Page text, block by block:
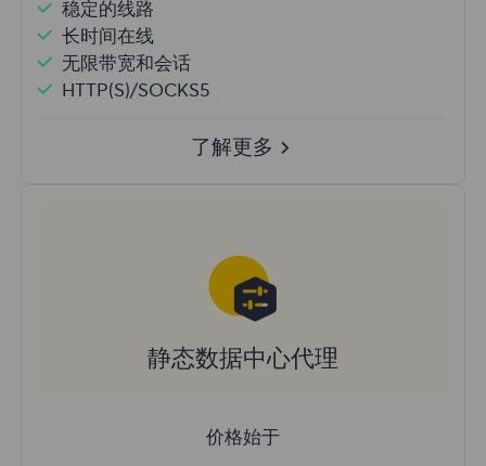
稳定的线路
长时间在线
无限带宽和会话
HTTP(S)/SOCKS5
了解更多
静态数据中心代理
价格始于